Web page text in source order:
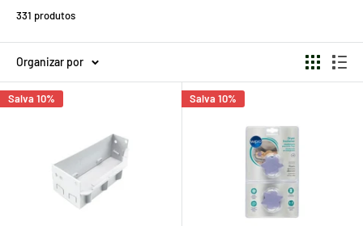
331 produtos
Organizar por
Salva 10% Salva 10%